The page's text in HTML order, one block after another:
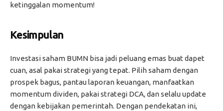
ketinggalan momentum!
Kesimpulan
Investasi saham BUMN bisa jadi peluang emas buat dapet
cuan, asal pakai strategi yang tepat. Pilih saham dengan
prospek bagus, pantau laporan keuangan, manfaatkan
momentum dividen, pakai strategi DCA, dan selalu update
dengan kebijakan pemerintah. Dengan pendekatan ini,